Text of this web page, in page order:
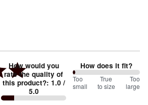
How would you
rate the quality of
this product?: 1.0 /
5.0
How does it fit?
0%
between
Too
small
True
to size
Too
large